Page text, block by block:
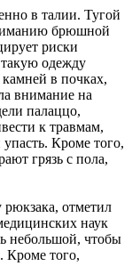
в талии. Тугой
брюшной
риски
одежду
в почках,
внимание на
палаццо,
к травмам,
Кроме того,
грязь с пола,
отметил
наук
небольшой, чтобы
Кроме того,